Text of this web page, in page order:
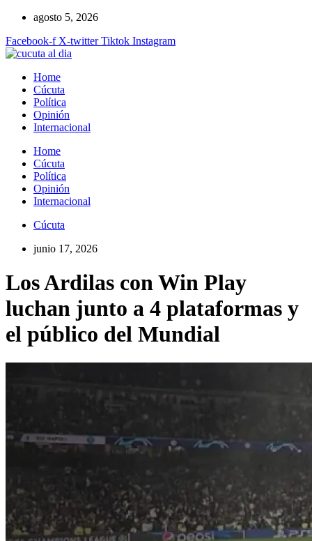
contenido
agosto 5, 2026
Facebook-f X-twitter Tiktok Instagram
Home
Cúcuta
Política
Opinión
Internacional
Home
Cúcuta
Política
Opinión
Internacional
Cúcuta
junio 17, 2026
Los Ardilas con Win Play
luchan junto a 4 plataformas y
el público del Mundial